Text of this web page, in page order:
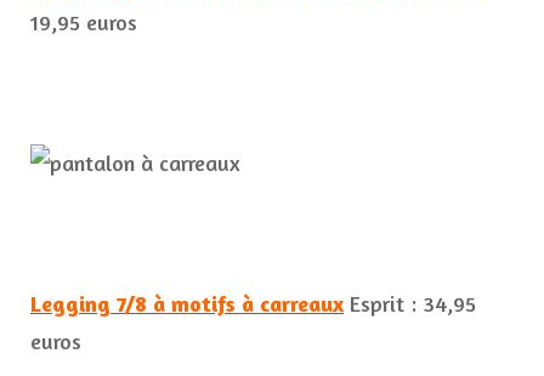
19,95 euros
Legging 7/8 à motifs à carreaux Esprit : 34,95
euros